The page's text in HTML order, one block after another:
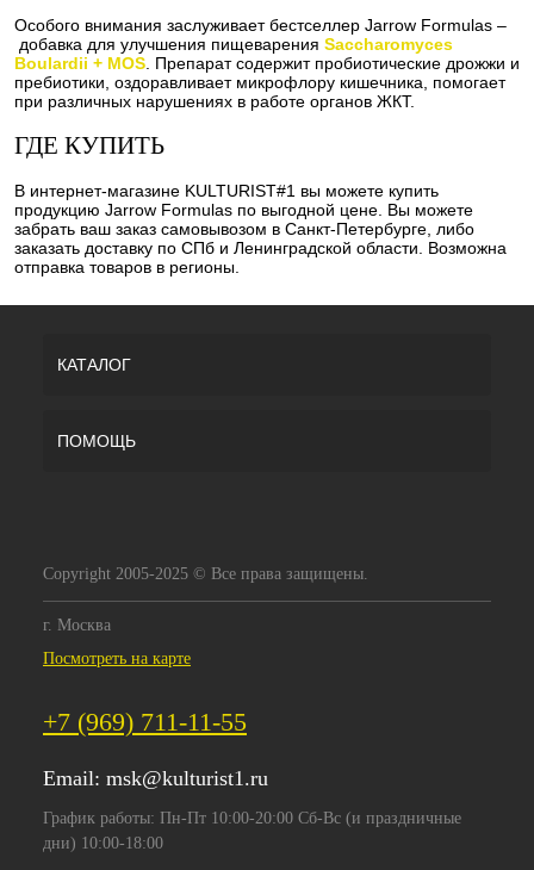
Особого внимания заслуживает бестселлер Jarrow Formulas –
добавка для улучшения пищеварения Saccharomyces
Boulardii + MOS . Препарат содержит пробиотические дрожжи и
пребиотики, оздоравливает микрофлору кишечника, помогает
при различных нарушениях в работе органов ЖКТ.
ГДЕ КУПИТЬ
В интернет-магазине KULTURIST#1 вы можете купить
продукцию Jarrow Formulas по выгодной цене. Вы можете
забрать ваш заказ самовывозом в Санкт-Петербурге, либо
заказать доставку по СПб и Ленинградской области. Возможна
отправка товаров в регионы.
КАТАЛОГ
ПОМОЩЬ
Copyright 2005-2025 © Все права защищены.
г. Москва
Посмотреть на карте
+7 (969) 711-11-55
Email: msk@kulturist1.ru
График работы: Пн-Пт 10:00-20:00 Сб-Вс (и праздничные
дни) 10:00-18:00